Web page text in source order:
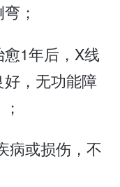
；
愈1年后，X线
，无功能障
病或损伤，不